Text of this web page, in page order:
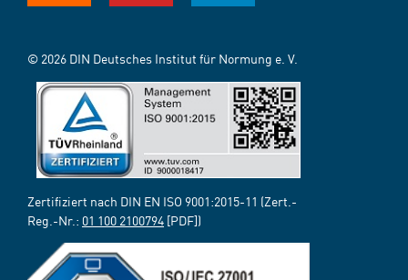
© 2026 DIN Deutsches Institut für Normung e. V.
Zertifiziert nach DIN EN ISO 9001:2015-11 (Zert.-
Reg.-Nr.: 01 100 2100794 [PDF])